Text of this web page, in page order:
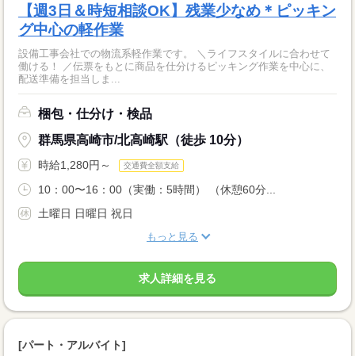
【週3日＆時短相談OK】残業少なめ＊ピッキン
グ中心の軽作業
設備工事会社での物流系軽作業です。 ＼ライフスタイルに合わせて
働ける！ ／伝票をもとに商品を仕分けるピッキング作業を中心に、
配送準備を担当しま...
梱包・仕分け・検品
群馬県高崎市/北高崎駅（徒歩 10分）
時給1,280円～ 交通費全額支給
10：00〜16：00（実働：5時間） （休憩60分...
土曜日 日曜日 祝日
もっと見る
求人詳細を見る
[パート・アルバイト]